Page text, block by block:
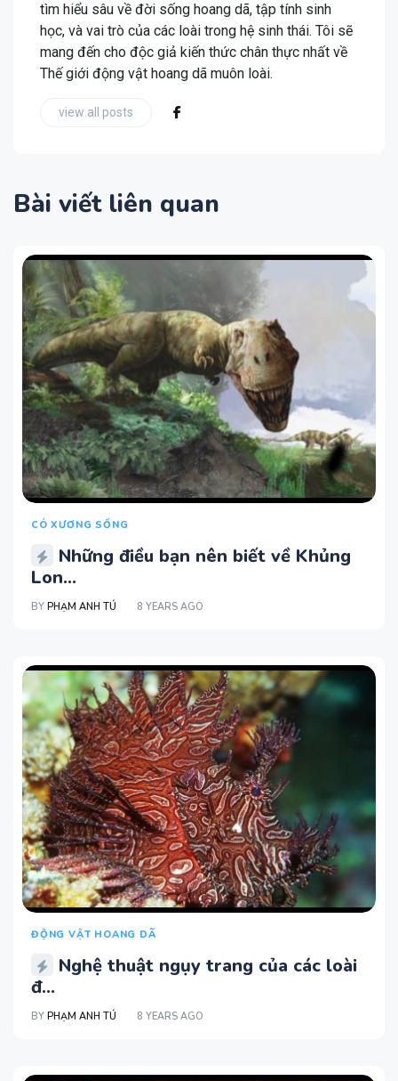
tìm hiểu sâu về đời sống hoang dã, tập tính sinh
học, và vai trò của các loài trong hệ sinh thái. Tôi sẽ
mang đến cho độc giả kiến thức chân thực nhất về
Thế giới động vật hoang dã muôn loài.
view all posts
Bài viết liên quan
CÓ XƯƠNG SỐNG
Những điều bạn nên biết về Khủng
Lon...
BY PHẠM ANH TÚ 8 YEARS AGO
ĐỘNG VẬT HOANG DÃ
Nghệ thuật ngụy trang của các loài
đ...
BY PHẠM ANH TÚ 8 YEARS AGO